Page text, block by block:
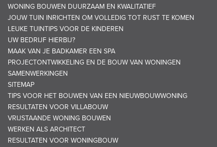
WONING BOUWEN DUURZAAM EN KWALITATIEF
JOUW TUIN INRICHTEN OM VOLLEDIG TOT RUST TE KOMEN
LEUKE TUINTIPS VOOR DE KINDEREN
UW BEDRIJF HIERBIJ?
MAAK VAN JE BADKAMER EEN SPA
PROJECTONTWIKKELING EN DE BOUW VAN WONINGEN
SAMENWERKINGEN
SITEMAP
TIPS VOOR HET BOUWEN VAN EEN NIEUWBOUWWONING
RESULTATEN VOOR VILLABOUW
VRIJSTAANDE WONING BOUWEN
WERKEN ALS ARCHITECT
RESULTATEN VOOR WONINGBOUW